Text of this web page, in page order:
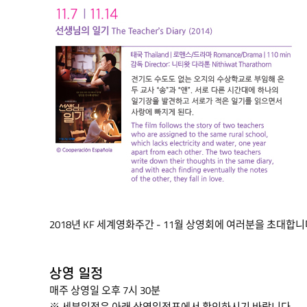
세계영화주간
Film
Week
2018년 KF 세계영화주간 - 11월 상영회에 여러분을 초대합
상영 일정
매주 상영일 오후 7시 30분